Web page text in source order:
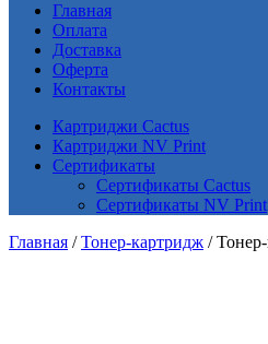
Главная
Оплата
Доставка
Оферта
Контакты
Картриджи Cactus
Картриджи NV Print
Сертификаты
Сертификаты Cactus
Сертификаты NV Print
Главная /Тонер-картридж /